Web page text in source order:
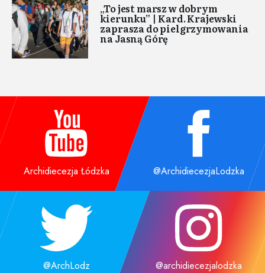
„To jest marsz w dobrym
kierunku” | Kard. Krajewski
zaprasza do pielgrzymowania
na Jasną Górę
Archidiecezja Łódzka @ArchidiecezjaLodzka
@ArchLodz @archidiecezjalodzka